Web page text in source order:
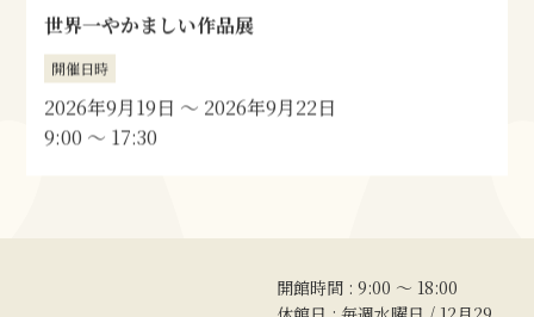
世界一やかましい作品展
開催日時
2026年9月19日 〜
2026年9月22日
9:00 〜 17:30
開館時間 : 9:00 〜 18:00